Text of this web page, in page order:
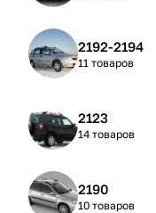
2192-2194
11 товаров
2123
14 товаров
2190
10 товаров